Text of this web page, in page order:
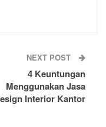
NEXT POST
4 Keuntungan
Menggunakan Jasa
Interior Kantor